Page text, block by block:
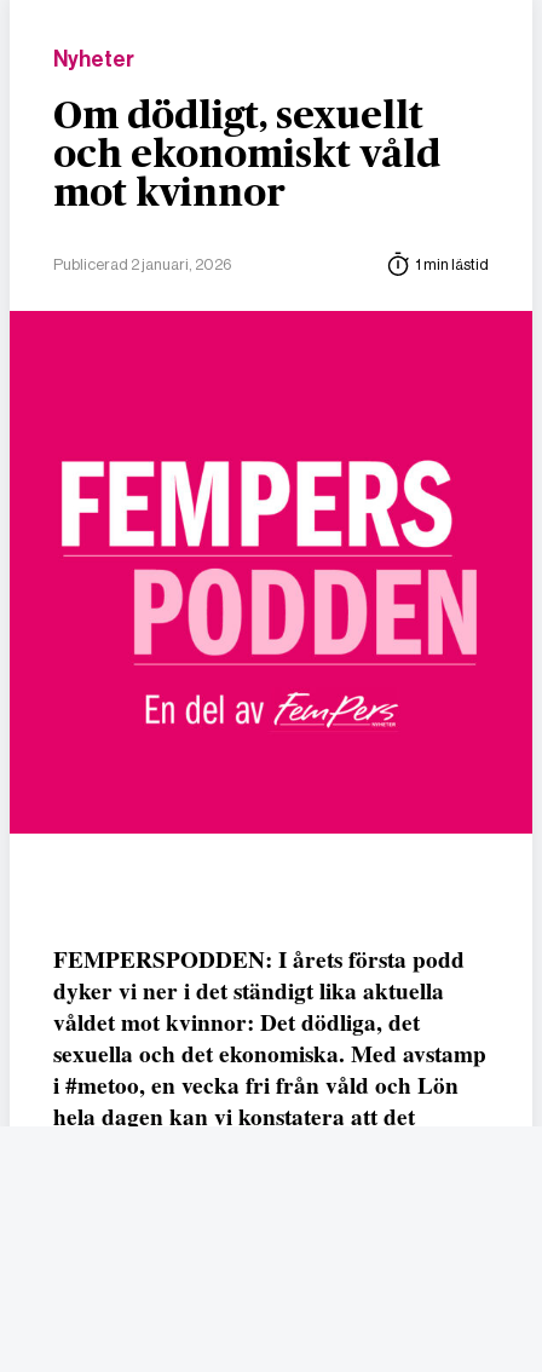
Nyheter
Om dödligt, sexuellt
och ekonomiskt våld
mot kvinnor
Publicerad 2 januari, 2026 1 min lästid
FEMPERSPODDEN: I årets första podd
dyker vi ner i det ständigt lika aktuella
våldet mot kvinnor: Det dödliga, det
sexuella och det ekonomiska. Med avstamp
i #metoo, en vecka fri från våld och Lön
hela dagen kan vi konstatera att det